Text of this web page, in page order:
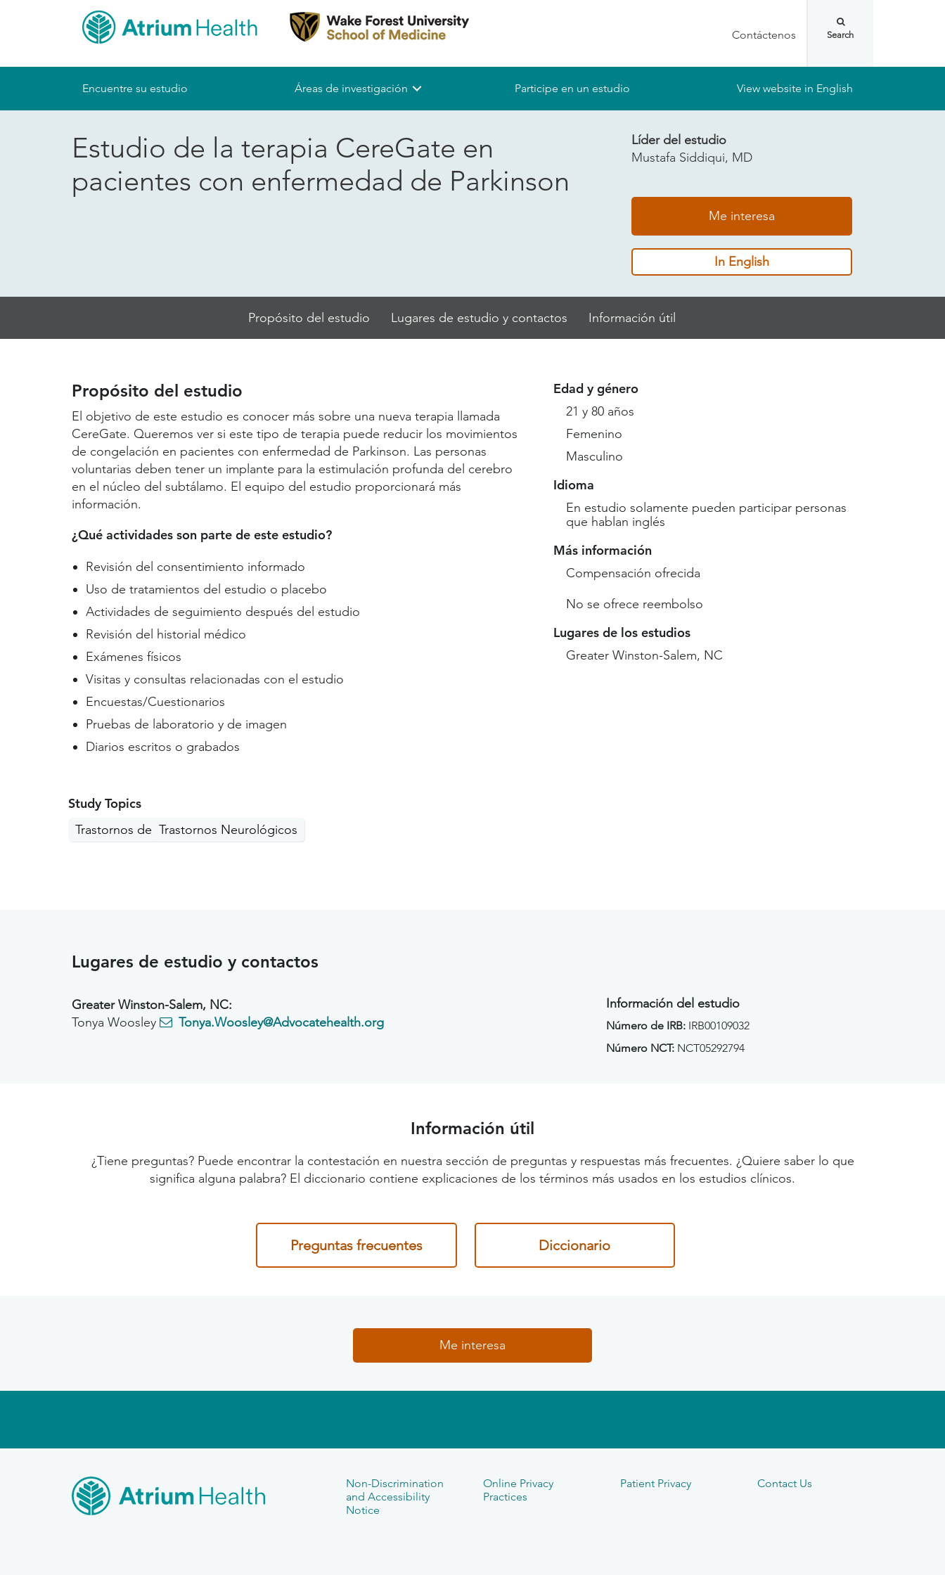
Contáctenos
Encuentre su estudio Áreas de investigación Participe en un estudio View website in English
Estudio de la terapia CereGate en
pacientes con enfermedad de Parkinson
Líder del estudio
Mustafa Siddiqui, MD
Me interesa
In English
Links
Propósito del estudio Lugares de estudio y contactos Información útil
Propósito del estudio
El objetivo de este estudio es conocer más sobre una nueva terapia llamada
CereGate. Queremos ver si este tipo de terapia puede reducir los movimientos
de congelación en pacientes con enfermedad de Parkinson. Las personas
voluntarias deben tener un implante para la estimulación profunda del cerebro
en el núcleo del subtálamo. El equipo del estudio proporcionará más
información.
¿Qué actividades son parte de este estudio?
Revisión del consentimiento informado
Uso de tratamientos del estudio o placebo
Actividades de seguimiento después del estudio
Revisión del historial médico
Exámenes físicos
Visitas y consultas relacionadas con el estudio
Encuestas/Cuestionarios
Pruebas de laboratorio y de imagen
Diarios escritos o grabados
Edad y género
21 y 80 años
Femenino
Masculino
Idioma
En estudio solamente pueden participar personas
que hablan inglés
Más información
Compensación ofrecida
No se ofrece reembolso
Lugares de los estudios
Greater Winston-Salem, NC
Study Topics
Trastornos del movimientoTrastornos Neurológicos
Lugares de estudio y contactos
Greater Winston-Salem, NC:
Tonya Woosley
Tonya.Woosley@Advocatehealth.org
Información del estudio
Número de IRB: IRB00109032
Número NCT: NCT05292794
Información útil
¿Tiene preguntas? Puede encontrar la contestación en nuestra sección de preguntas y respuestas más frecuentes. ¿Quiere saber lo que
significa alguna palabra? El diccionario contiene explicaciones de los términos más usados en los estudios clínicos.
Preguntas frecuentes Diccionario
Me interesa
Non-Discrimination
and Accessibility
Notice
Online Privacy
Practices
Patient Privacy Contact Us